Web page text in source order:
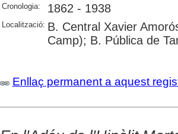
Cronologia: 1862 - 1938
Localització: B. Central Xavier
Camp); B. Pública de
Enllaç permanent a aquest